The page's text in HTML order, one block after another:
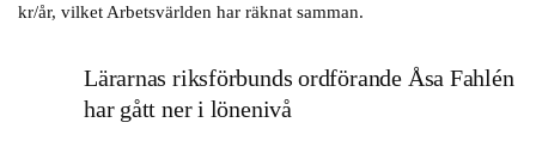
kr/år, vilket Arbetsvärlden har räknat samman.
Lärarnas riksförbunds ordförande Åsa Fahlén
har gått ner i lönenivå